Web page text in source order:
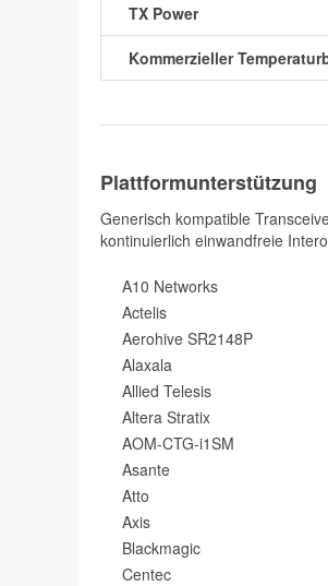
TX Power
Kommerzieller
Plattformunterstützung
Generisch kompatible
kontinuierlich einwandfreie
A10 Networks
Actelis
Aerohive SR2148P
Alaxala
Allied Telesis
Altera Stratix
AOM-CTG-i1SM
Asante
Atto
Axis
Blackmagic
Centec